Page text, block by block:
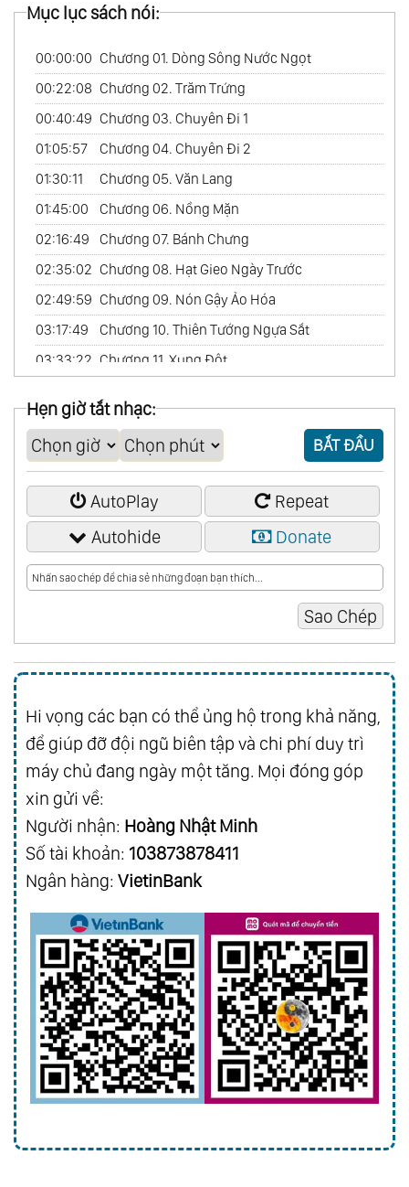
Mục lục sách nói:
00:00:00 Chương 01. Dòng Sông Nước Ngọt
00:22:08 Chương 02. Trăm Trứng
00:40:49 Chương 03. Chuyên Đi 1
01:05:57
Chương 04. Chuyên Đi 2
01:30:11
Chương 05. Văn Lang
01:45:00
Chương 06. Nồng Mặn
02:16:49
Chương 07. Bánh Chưng
02:35:02 Chương 08. Hạt Gieo Ngày Trước
02:49:59 Chương 09. Nón Gậy Ảo Hóa
03:17:49
Chương 10. Thiên Tướng Ngựa Sắt
03:33:22 Chương 11. Xung Đột
04:38:46 Chương 13. Thành Ốc
05:00:56 Chương 14. Ông Trọng
Hẹn giờ tắt nhạc:
BẮT ĐẦU
AutoPlay
Repeat
Autohide
Donate
Hi vọng các bạn có thể ủng hộ trong khả năng,
để giúp đỡ đội ngũ biên tập và chi phí duy trì
máy chủ đang ngày một tăng. Mọi đóng góp
xin gửi về:
Người nhận: Hoàng Nhật Minh
Số tài khoản: 103873878411
Ngân hàng: VietinBank